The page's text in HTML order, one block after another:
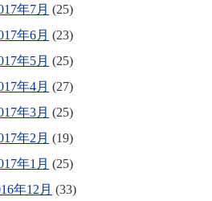
年7月 (25)
年6月 (23)
年5月 (25)
年4月 (27)
年3月 (25)
年2月 (19)
年1月 (25)
年12月 (33)